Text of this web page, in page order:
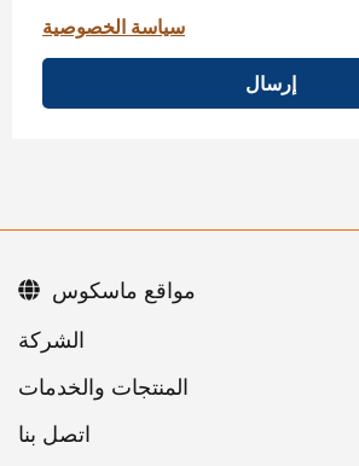
سياسة الخصوصية
إرسال
اتصل بنا
مواقع ماسكوس